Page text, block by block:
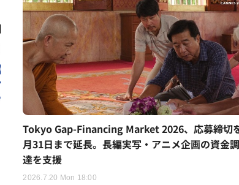
Tokyo Gap-Financing Market 2026、応募締切
月31日まで延長。長編実写・アニメ企画の資金調
達を支援
2026.7.20 Mon 18:00